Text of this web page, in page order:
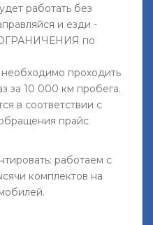
работать без
и езди -
ОГРАНИЧЕНИЯ по
проходить
за 10 000 км пробега.
в соответствии с
прайс
работаем с
комплектов на